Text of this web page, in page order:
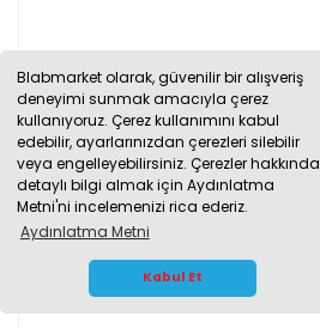
Blabmarket olarak, güvenilir bir alışveriş
deneyimi sunmak amacıyla çerez
kullanıyoruz. Çerez kullanımını kabul
edebilir, ayarlarınızdan çerezleri silebilir
veya engelleyebilirsiniz. Çerezler hakkında
detaylı bilgi almak için Aydınlatma
Metni'ni incelemenizi rica ederiz.
Aydınlatma Metni
Kabul Et
WHATSAPP İLETİŞİM